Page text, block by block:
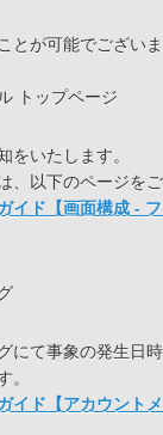
とが可能でございま
トップページ
をいたします。
、以下のページをご
イド【画面構成 -
にて事象の発生日
。
イド【アカウント